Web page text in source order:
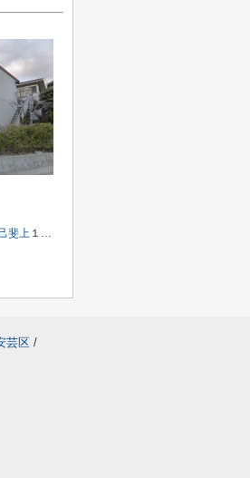
斐上 １丁目４－１１
芸区 /